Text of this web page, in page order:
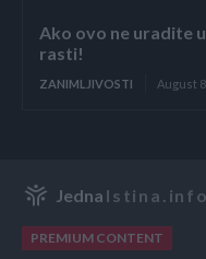
Ako ovo ne uradite
rasti!
ZANIMLJIVOSTI August
Jedna Istina.info
PREMIUM CONTENT